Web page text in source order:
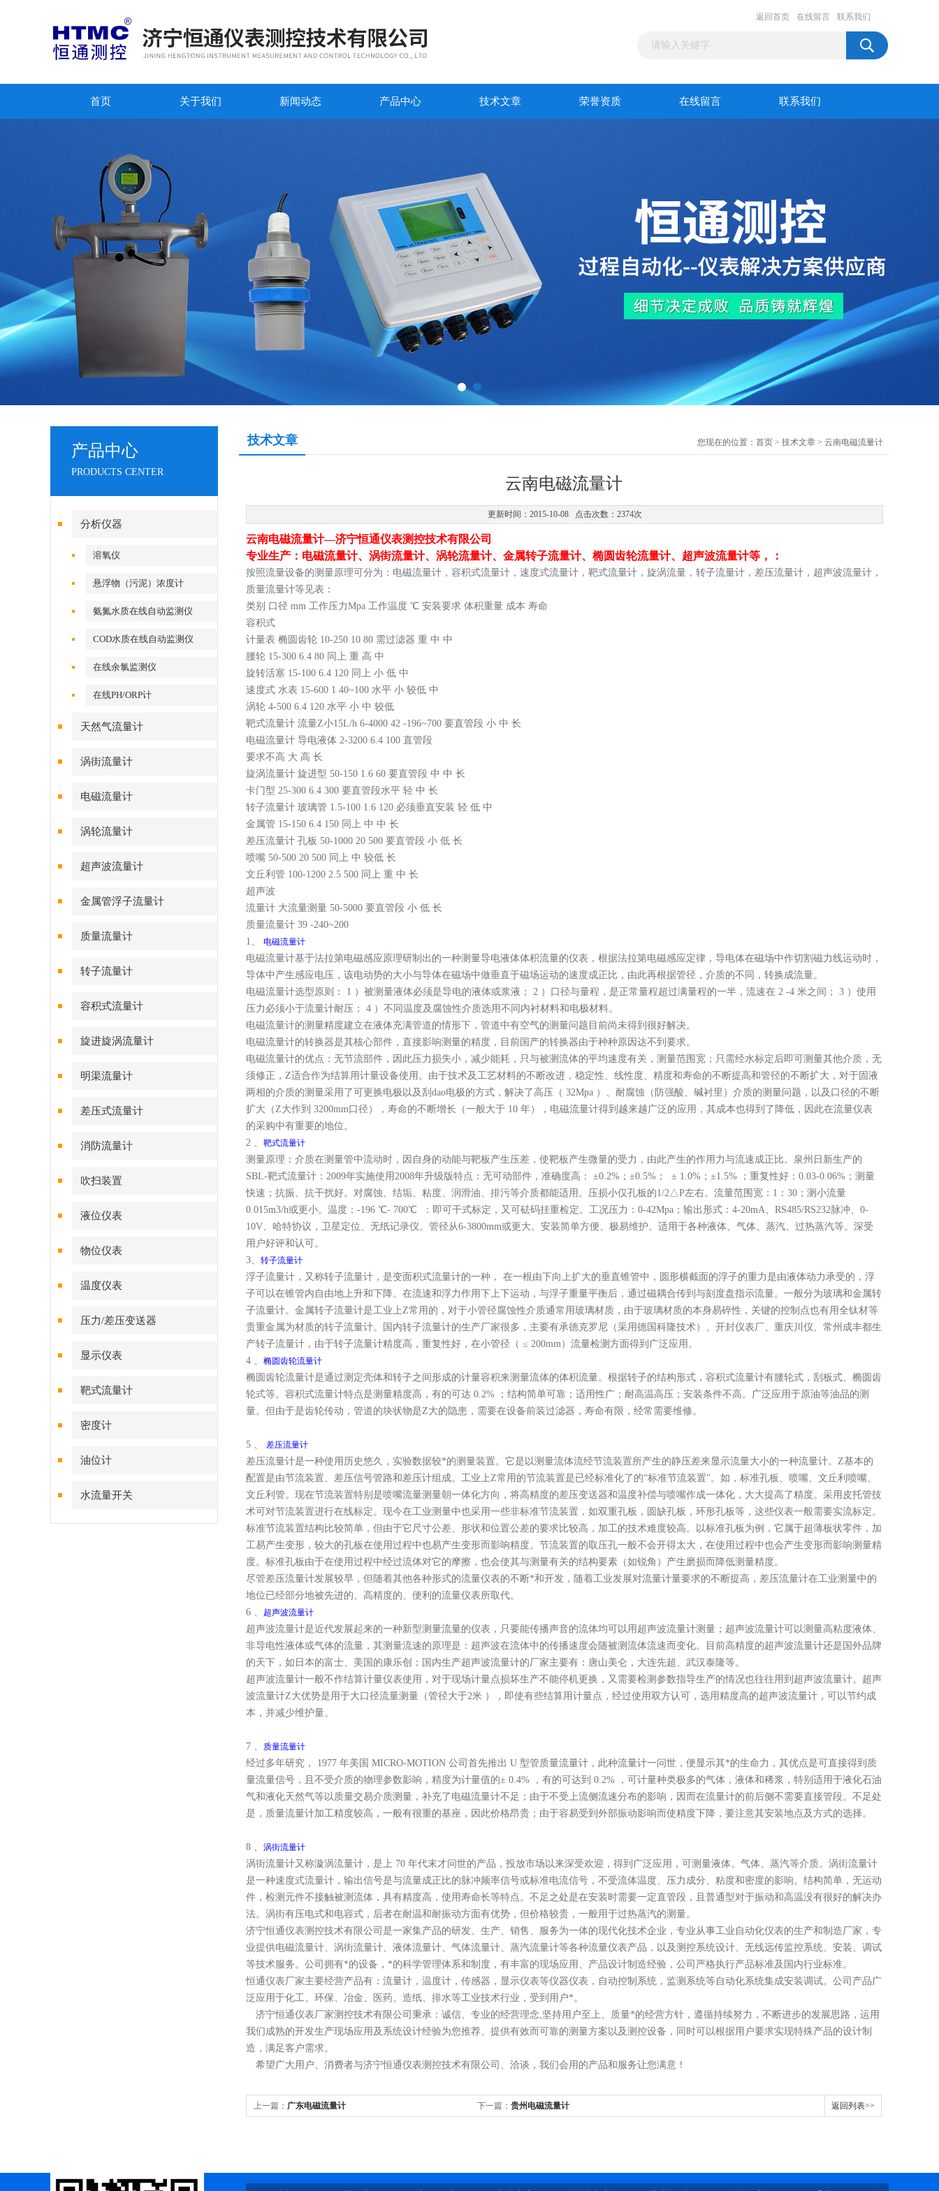
返回首页 在线留言 联系我们
首页 关于我们 新闻动态 产品中心 技术文章 荣誉资质 在线留言 联系我们
产品中心
PRODUCTS CENTER
分析仪器
溶氧仪
悬浮物（污泥）浓度计
氨氮水质在线自动监测仪
COD水质在线自动监测仪
在线余氯监测仪
在线PH/ORP计
天然气流量计
涡街流量计
电磁流量计
涡轮流量计
超声波流量计
金属管浮子流量计
质量流量计
转子流量计
容积式流量计
旋进旋涡流量计
明渠流量计
差压式流量计
消防流量计
吹扫装置
液位仪表
物位仪表
温度仪表
压力/差压变送器
显示仪表
靶式流量计
密度计
油位计
水流量开关
技术文章 您现在的位置： 首页 > 技术文章 > 云南电磁流量计
云南电磁流量计
更新时间：2015-10-08 点击次数：2374次
云南电磁流量计—济宁恒通仪表测控技术有限公司
专业生产：电磁流量计、涡街流量计、涡轮流量计、金属转子流量计、椭圆齿轮流量计、超声波流量计等，：
按照流量设备的测量原理可分为：电磁流量计，容积式流量计，速度式流量计，靶式流量计，旋涡流量，转子流量计，差压流量计，超声波流量计，
质量流量计等见表：
类别 口径 mm 工作压力Mpa 工作温度 ℃ 安装要求 体积重量 成本 寿命
容积式
计量表 椭圆齿轮 10-250 10 80 需过滤器 重 中 中
腰轮 15-300 6.4 80 同上 重 高 中
旋转活塞 15-100 6.4 120 同上 小 低 中
速度式 水表 15-600 1 40~100 水平 小 较低 中
涡轮 4-500 6.4 120 水平 小 中 较低
靶式流量计 流量Z小15L/h 6-4000 42 -196~700 要直管段 小 中 长
电磁流量计 导电液体 2-3200 6.4 100 直管段
要求不高 大 高 长
旋涡流量计 旋进型 50-150 1.6 60 要直管段 中 中 长
卡门型 25-300 6.4 300 要直管段水平 轻 中 长
转子流量计 玻璃管 1.5-100 1.6 120 必须垂直安装 轻 低 中
金属管 15-150 6.4 150 同上 中 中 长
差压流量计 孔板 50-1000 20 500 要直管段 小 低 长
喷嘴 50-500 20 500 同上 中 较低 长
文丘利管 100-1200 2.5 500 同上 重 中 长
超声波
流量计 大流量测量 50-5000 要直管段 小 低 长
质量流量计 39 -240~200
1、 电磁流量计
电磁流量计基于法拉第电磁感应原理研制出的一种测量导电液体体积流量的仪表，根据法拉第电磁感应定律，导电体在磁场中作切割磁力线运动时，
导体中产生感应电压，该电动势的大小与导体在磁场中做垂直于磁场运动的速度成正比，由此再根据管径，介质的不同，转换成流量。
电磁流量计选型原则： 1 ）被测量液体必须是导电的液体或浆液； 2 ）口径与量程，是正常量程超过满量程的一半，流速在 2 -4 米之间； 3 ）使用
压力必须小于流量计耐压； 4 ）不同温度及腐蚀性介质选用不同内衬材料和电极材料。
电磁流量计的测量精度建立在液体充满管道的情形下，管道中有空气的测量问题目前尚未得到很好解决。
电磁流量计的转换器是其核心部件，直接影响测量的精度，目前国产的转换器由于种种原因达不到要求。
电磁流量计的优点：无节流部件，因此压力损失小，减少能耗，只与被测流体的平均速度有关，测量范围宽；只需经水标定后即可测量其他介质，无
须修正，Z适合作为结算用计量设备使用。由于技术及工艺材料的不断改进，稳定性、线性度、精度和寿命的不断提高和管径的不断扩大，对于固液
两相的介质的测量采用了可更换电极以及刮 dao电极的方式，解决了高压（ 32Mpa ）、耐腐蚀（防强酸、碱衬里）介质的测量问题，以及口径的不断
扩大（Z大作到 3200mm口径），寿命的不断增长（一般大于 10 年），电磁流量计得到越来越广泛的应用，其成本也得到了降低，因此在流量仪表
的采购中有重要的地位。
2 、 靶式流量计
测量原理：介质在测量管中流动时，因自身的动能与靶板产生压差，使靶板产生微量的受力，由此产生的作用力与流速成正比。泉州日新生产的
SBL-靶式流量计：2009年实施使用2008年升级版特点：无可动部件，准确度高： ±0.2%；±0.5%； ± 1.0%；±1.5% ；重复性好：0.03-0.06%；测量
快速；抗振、抗干扰好。对腐蚀、结垢、粘度、润滑油、排污等介质都能适用。压损小仅孔板的1/2△P左右。流量范围宽：1：30；测小流量
0.015m3/h或更小。温度：-196 ℃- 700℃ ：即可干式标定，又可砝码挂重检定。工况压力：0-42Mpa；输出形式：4-20mA、RS485/RS232脉冲、0-
10V、哈特协议，卫星定位、无纸记录仪。管径从6-3800mm或更大。安装简单方便、极易维护。适用于各种液体、气体、蒸汽、过热蒸汽等。深受
用户好评和认可。
3、 转子流量计
浮子流量计，又称转子流量计，是变面积式流量计的一种， 在一根由下向上扩大的垂直锥管中，圆形横截面的浮子的重力是由液体动力承受的，浮
子可以在锥管内自由地上升和下降。在流速和浮力作用下上下运动，与浮子重量平衡后，通过磁耦合传到与刻度盘指示流量。一般分为玻璃和金属转
子流量计。金属转子流量计是工业上Z常用的，对于小管径腐蚀性介质通常用玻璃材质，由于玻璃材质的本身易碎性，关键的控制点也有用全钛材等
贵重金属为材质的转子流量计。国内转子流量计的生产厂家很多，主要有承德克罗尼（采用德国科隆技术）、开封仪表厂、重庆川仪、常州成丰都生
产转子流量计，由于转子流量计精度高，重复性好，在小管径（ ≤ 200mm）流量检测方面得到广泛应用。
4 、 椭圆齿轮流量计
椭圆齿轮流量计是通过测定壳体和转子之间形成的计量容积来测量流体的体积流量。根据转子的结构形式，容积式流量计有腰轮式，刮板式、椭圆齿
轮式等。容积式流量计特点是测量精度高，有的可达 0.2% ；结构简单可靠；适用性广；耐高温高压；安装条件不高。广泛应用于原油等油品的测
量。但由于是齿轮传动，管道的块状物是Z大的隐患，需要在设备前装过滤器，寿命有限，经常需要维修。
5 、 差压流量计
差压流量计是一种使用历史悠久，实验数据较*的测量装置。它是以测量流体流经节流装置所产生的静压差来显示流量大小的一种流量计。Z基本的
配置是由节流装置、差压信号管路和差压计组成。工业上Z常用的节流装置是已经标准化了的“标准节流装置"。如，标准孔板、喷嘴、文丘利喷嘴、
文丘利管。现在节流装置特别是喷嘴流量测量朝一体化方向，将高精度的差压变送器和温度补偿与喷嘴作成一体化，大大提高了精度。采用皮托管技
术可对节流装置进行在线标定。现今在工业测量中也采用一些非标准节流装置，如双重孔板，圆缺孔板，环形孔板等，这些仪表一般需要实流标定。
标准节流装置结构比较简单，但由于它尺寸公差、形状和位置公差的要求比较高，加工的技术难度较高。以标准孔板为例，它属于超薄板状零件，加
工易产生变形，较大的孔板在使用过程中也易产生变形而影响精度。节流装置的取压孔一般不会开得太大，在使用过程中也会产生变形而影响测量精
度。标准孔板由于在使用过程中经过流体对它的摩擦，也会使其与测量有关的结构要素（如锐角）产生磨损而降低测量精度。
尽管差压流量计发展较早，但随着其他各种形式的流量仪表的不断*和开发，随着工业发展对流量计量要求的不断提高，差压流量计在工业测量中的
地位已经部分地被先进的、高精度的、便利的流量仪表所取代。
6 、
超声波流量计
超声波流量计是近代发展起来的一种新型测量流量的仪表，只要能传播声音的流体均可以用超声波流量计测量；超声波流量计可以测量高粘度液体、
非导电性液体或气体的流量，其测量流速的原理是：超声波在流体中的传播速度会随被测流体流速而变化。目前高精度的超声波流量计还是国外品牌
的天下，如日本的富士、美国的康乐创；国内生产超声波流量计的厂家主要有：唐山美仑，大连先超、武汉泰隆等。
超声波流量计一般不作结算计量仪表使用，对于现场计量点损坏生产不能停机更换，又需要检测参数指导生产的情况也往往用到超声波流量计。超声
波流量计Z大优势是用于大口径流量测量（管径大于2米 ），即使有些结算用计量点，经过使用双方认可，选用精度高的超声波流量计，可以节约成
本，并减少维护量。
7 、 质量流量计
经过多年研究， 1977 年美国 MICRO-MOTION 公司首先推出 U 型管质量流量计，此种流量计一问世，便显示其*的生命力，其优点是可直接得到质
量流量信号，且不受介质的物理参数影响，精度为计量值的± 0.4% ，有的可达到 0.2% ，可计量种类极多的气体，液体和稀浆，特别适用于液化石油
气和液化天然气等以质量交易介质测量，补充了电磁流量计不足；由于不受上流侧流速分布的影响，因而在流量计的前后侧不需要直接管段。不足处
是，质量流量计加工精度较高，一般有很重的基座，因此价格昂贵；由于容易受到外部振动影响而使精度下降，要注意其安装地点及方式的选择。
8 、 涡街流量计
涡街流量计又称漩涡流量计，是上 70 年代末才问世的产品，投放市场以来深受欢迎，得到广泛应用，可测量液体、气体、蒸汽等介质。涡街流量计
是一种速度式流量计，输出信号是与流量成正比的脉冲频率信号或标准电流信号，不受流体温度、压力成分、粘度和密度的影响。结构简单，无运动
件，检测元件不接触被测流体，具有精度高，使用寿命长等特点。不足之处是在安装时需要一定直管段，且普通型对于振动和高温没有很好的解决办
法。涡街有压电式和电容式，后者在耐温和耐振动方面有优势，但价格较贵，一般用于过热蒸汽的测量。
济宁恒通仪表测控技术有限公司是一家集产品的研发、生产、销售、服务为一体的现代化技术企业，专业从事工业自动化仪表的生产和制造厂家 ，专
业提供电磁流量计、涡街流量计、 液体流量计、气体流量计、蒸汽流量计等各种流量仪表产品，以及测控系统设计、无线远传监控系统、安装、调试
等技术服务。公司拥有*的设备，*的科学管理体系和制度，有丰富的现场应用、产品设计制造经验，公司严格执行产品标准及国内行业标准。
恒通仪表厂家主要经营产品有：流量计，温度计，传感器，显示仪表等仪器仪表，自动控制系统，监测系统等自动化系统集成安装调试。公司产品广
泛应用于化工、环保、冶金、医药、造纸、排水等工业技术行业，受到用户*。
济宁恒通仪表厂家测控技术有限公司秉承：诚信、专业的经营理念,坚持用户至上、质量*的经营方针，遵循持续努力，不断进步的发展思路，运用
我们成熟的开发生产现场应用及系统设计经验为您推荐、提供有效而可靠的测量方案以及测控设备，同时可以根据用户要求实现特殊产品的设计制
造，满足客户需求。
希望广大用户、消费者与济宁恒通仪表测控技术有限公司、洽谈，我们会用的产品和服务让您满意！
上一篇： 广东电磁流量计 下一篇： 贵州电磁流量计 返回列表>>